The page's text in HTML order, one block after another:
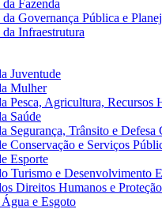
Fazenda
Governança Pública e
Infraestrutura
Juventude
Mulher
Pesca, Agricultura, Recursos
Saúde
Segurança, Trânsito e Defesa
Conservação e Serviços
Esporte
Turismo e Desenvolvimento
Direitos Humanos e
e Esgoto